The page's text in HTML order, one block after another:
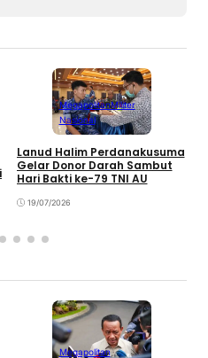
MegapolitanMiliter
Nasional
Lanud Halim Perdanakusuma
Gelar Donor Darah Sambut
Hari Bakti ke-79 TNI AU
19/07/2026
Megapolitan